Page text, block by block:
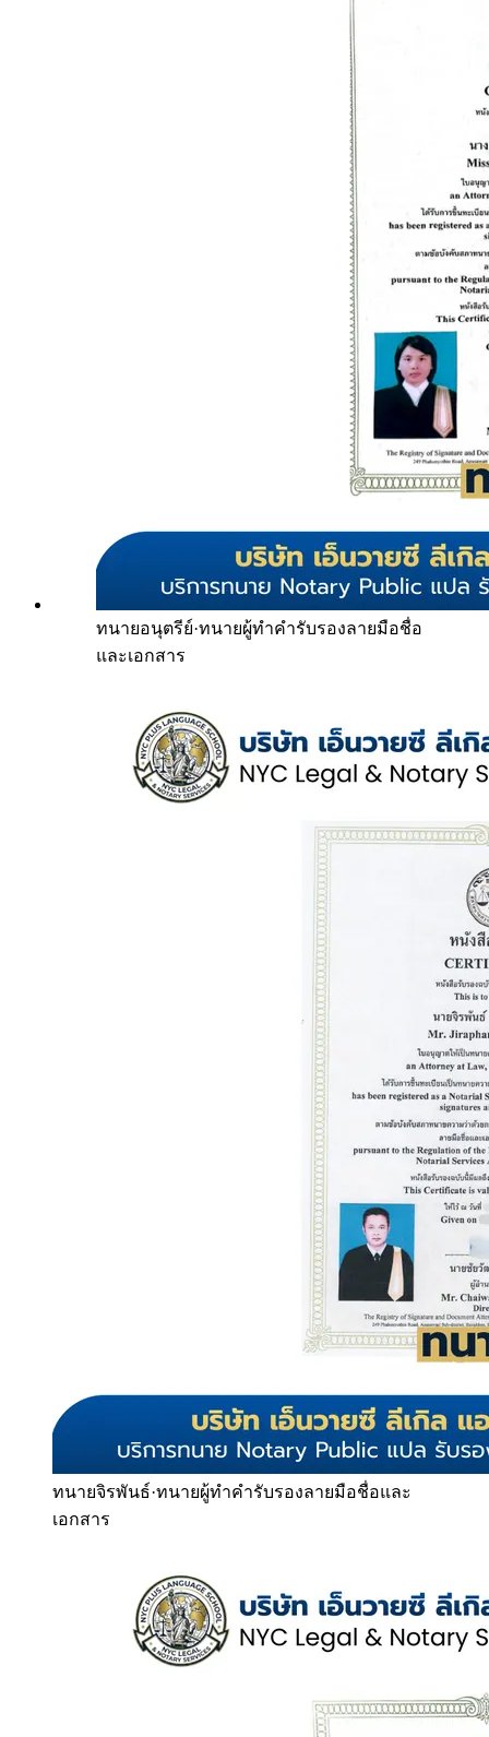
ทนายอนุตรีย์·ทนายผู้ทำคำรับรองลายมือชื่อ
และเอกสาร
ทนายจิรพันธ์·ทนายผู้ทำคำรับรองลายมือชื่อและ
เอกสาร